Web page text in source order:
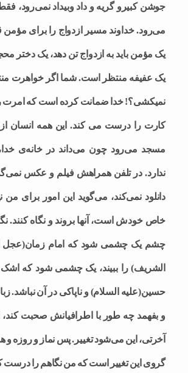
جوشن کبیرو گریه و داد وبیداد نمی‌رود،
می‌رود. خداوند مسیر ازدواج را برای مؤمن
یک مؤمن باید به ازدواج تن دهد، یک دختر
یک عفیفه منتظر است. شما اگر خواهرت
نمیکشی؟! خدا ضمانت کرده است که امرت
کارت را درست می کند. این همه انسان
مسجد می‌رود چون می‌داند در خانه‌ی
ندارد. در تلفن همراهش فیلم و عکس
دانلود نمی‌کند، می‌گوید این امور برای
خاص خودش است، آنها بروند و نگاه کنند.
چشم یک چشمی شود که امام زمان(عجل
الشریف) را ببیند، یک چشمی شود که اشک
حسین(علیه السلام) و ناپاکی در آن نباشد.
و بفهمد چه طور با اطرافیانش صحبت کند،
آخرتی، این می‌شود تغییر. پس نماز و روزه و
گروی این تغییر است که من نگاهم را درست